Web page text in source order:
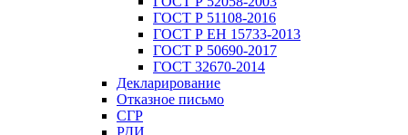
ГОСТ Р 51108-2016
ГОСТ Р ЕН 15733-2013
ГОСТ Р 50690-2017
ГОСТ 32670-2014
Декларирование
Отказное письмо
СГР
РДИ